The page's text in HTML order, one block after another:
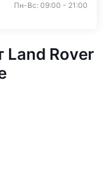
Пн-Вс: 09:00 - 21:00
Land Rover